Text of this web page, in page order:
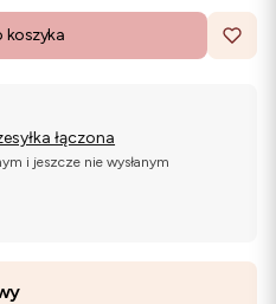
koszyka
łączona
i jeszcze nie wysłanym